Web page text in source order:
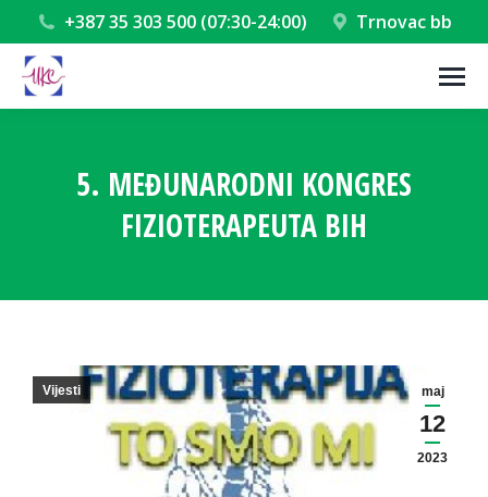
+387 35 303 500 (07:30-24:00) Trnovac bb
5. MEĐUNARODNI KONGRES
FIZIOTERAPEUTA BIH
maj
12
2023
Vijesti